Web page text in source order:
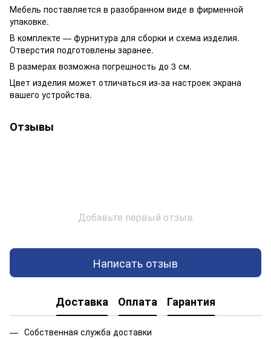
Мебель поставляется в разобранном виде в фирменной
упаковке.
В комплекте — фурнитура для сборки и схема изделия.
Отверстия подготовлены заранее.
В размерах возможна погрешность до 3 см.
Цвет изделия может отличаться из-за настроек экрана
вашего устройства.
Отзывы
Добавьте первый отзыв
Написать отзыв
Доставка Оплата Гарантия
Собственная служба доставки